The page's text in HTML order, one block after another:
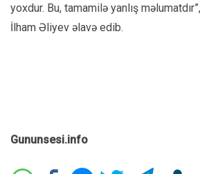
yoxdur. Bu, tamamilə yanlış
İlham Əliyev əlavə edib.
Gununsesi.info